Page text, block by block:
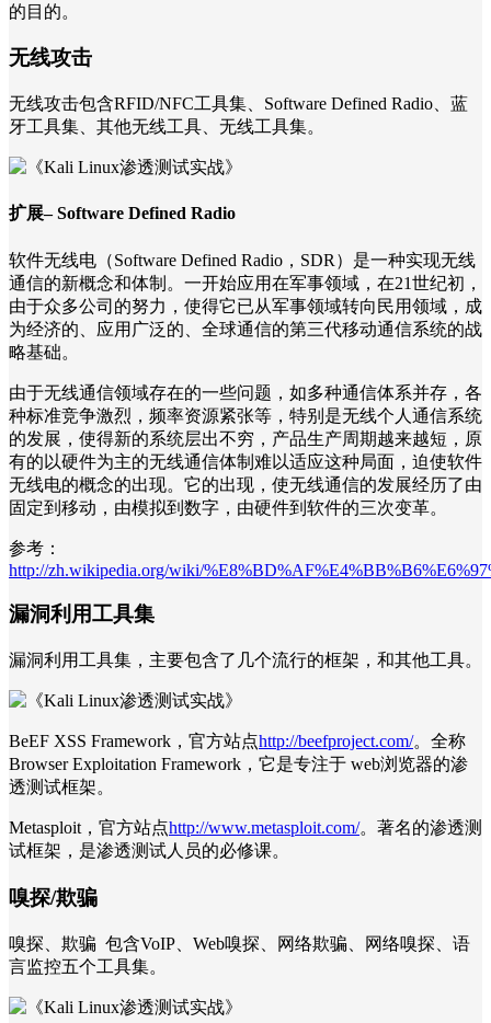
的目的。
无线攻击
无线攻击包含RFID/NFC工具集、Software Defined Radio、蓝
牙工具集、其他无线工具、无线工具集。
扩展– Software Defined Radio
软件无线电（Software Defined Radio，SDR）是一种实现无线
通信的新概念和体制。一开始应用在军事领域，在21世纪初，
由于众多公司的努力，使得它已从军事领域转向民用领域，成
为经济的、应用广泛的、全球通信的第三代移动通信系统的战
略基础。
由于无线通信领域存在的一些问题，如多种通信体系并存，各
种标准竞争激烈，频率资源紧张等，特别是无线个人通信系统
的发展，使得新的系统层出不穷，产品生产周期越来越短，原
有的以硬件为主的无线通信体制难以适应这种局面，迫使软件
无线电的概念的出现。它的出现，使无线通信的发展经历了由
固定到移动，由模拟到数字，由硬件到软件的三次变革。
参考：
http://zh.wikipedia.org/wiki/
漏洞利用工具集
漏洞利用工具集，主要包含了几个流行的框架，和其他工具。
BeEF XSS Framework，官方站点http://beefproject.com/。全称
Browser Exploitation Framework，它是专注于 web浏览器的渗
透测试框架。
Metasploit，官方站点http://www.metasploit.com/。著名的渗透测
试框架，是渗透测试人员的必修课。
嗅探/欺骗
嗅探、欺骗 包含VoIP、Web嗅探、网络欺骗、网络嗅探、语
言监控五个工具集。